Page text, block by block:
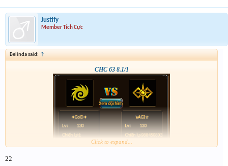
Justify
Member Tích Cực
Belinda said: ↑
CHC 63 8.1/1
Click to expand...
22